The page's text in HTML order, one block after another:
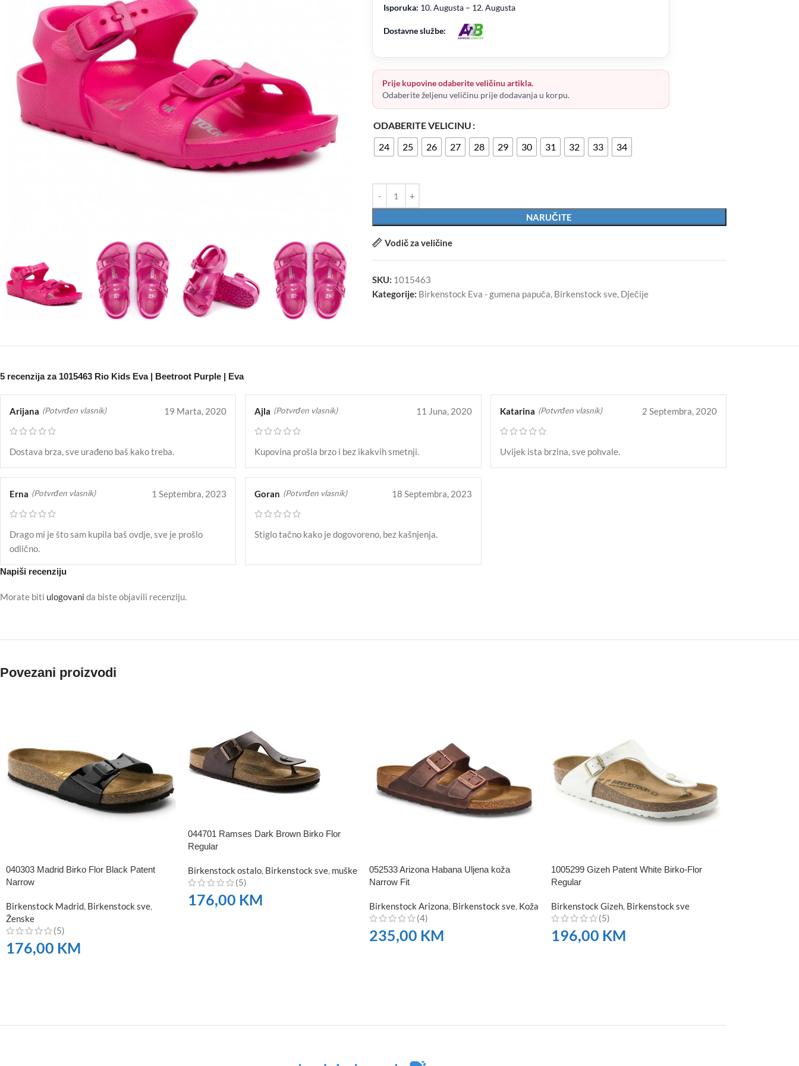
Isporuka: 10. Augusta – 12. Augusta
Dostavne službe:
Prije kupovine odaberite veličinu artikla.
Odaberite željenu veličinu prije dodavanja u korpu.
ODABERITE VELICINU
24
25 26 27 28 29 30 31 32 33 34
NARUČITE
Vodič za veličine
SKU: 1015463
Kategorije: Birkenstock Eva - gumena papuča, Birkenstock sve, Dječije
5 recenzija za 1015463 Rio Kids Eva | Beetroot Purple | Eva
Arijana (Potvrđen vlasnik) 19 Marta, 2020
Dostava brza, sve urađeno baš kako treba.
Ajla (Potvrđen vlasnik) 11 Juna, 2020
Kupovina prošla brzo i bez ikakvih smetnji.
Katarina (Potvrđen vlasnik) 2 Septembra, 2020
Uvijek ista brzina, sve pohvale.
Erna (Potvrđen vlasnik) 1 Septembra, 2023
Drago mi je što sam kupila baš ovdje, sve je prošlo
odlično.
Goran (Potvrđen vlasnik) 18 Septembra, 2023
Stiglo tačno kako je dogovoreno, bez kašnjenja.
Napiši recenziju
Morate biti ulogovani da biste objavili recenziju.
Povezani proizvodi
040303 Madrid Birko Flor Black Patent
Narrow
Birkenstock Madrid, Birkenstock sve,
Ženske
(5)
176,00 KM
044701 Ramses Dark Brown Birko Flor
Regular
Birkenstock ostalo, Birkenstock sve, muške
(5)
176,00 KM
052533 Arizona Habana Uljena koža
Narrow Fit
Birkenstock Arizona, Birkenstock sve, Koža
(4)
235,00 KM
1005299 Gizeh Patent White Birko-Flor
Regular
Birkenstock Gizeh, Birkenstock sve
(5)
196,00 KM